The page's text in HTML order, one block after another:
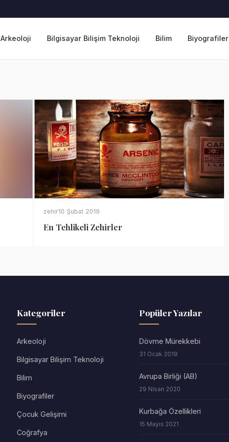
Arkeoloji Bilgisayar Bilişim Teknoloji Bilim Biyografiler
zehir10 Şubat 2019
En Tehlikeli Zehirler
Kategoriler
Arkeoloji
Bilgisayar Bilişim Teknoloji
Bilim
Biyografiler
Çocuk Gelişimi
Coğrafya
Popüler Yazılar
Dövme Mürekkebi
31 Ocak 2019
Avrupa Birliği (AB)
29 Nisan 2020
Kurbağa Özellikleri
15 Mayıs 2021